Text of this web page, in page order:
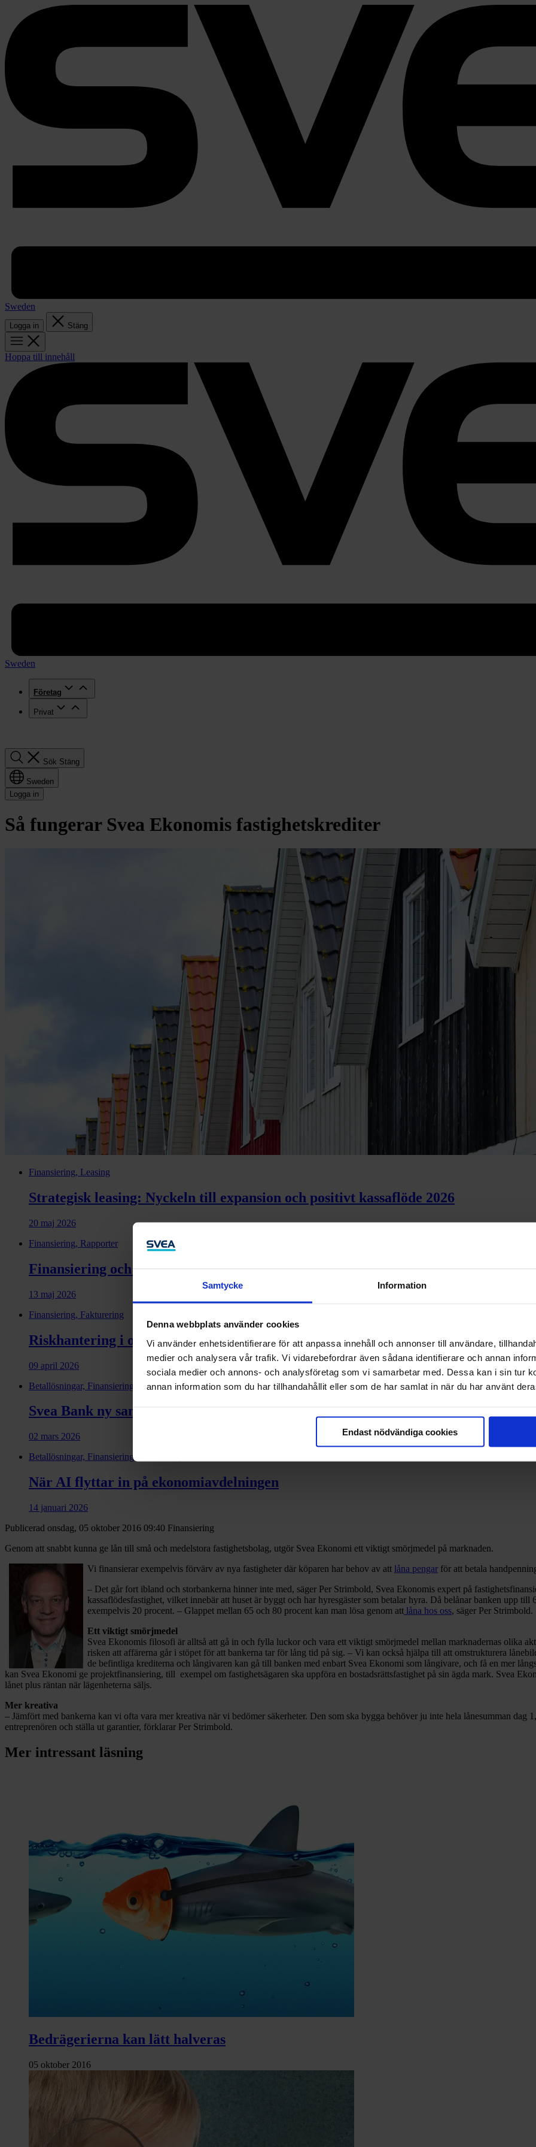
Samtycke Information
Denna webbplats använder cookies
Vi använder enhetsidentifierare för att anpassa innehåll och annonser till användare,
medier och analysera vår trafik. Vi vidarebefordrar även sådana identifierare och annan
sociala medier och annons- och analysföretag som vi samarbetar med. Dessa kan i sin tur
annan information som du har tillhandahållit eller som de har samlat in när du har använt
Endast nödvändiga cookies
Sweden
Logga in Stäng
Hoppa till innehåll
Sweden
Företag
Privat
Sök Stäng
Sweden
Logga in
Så fungerar Svea Ekonomis fastighetskrediter
Finansiering, Leasing
Strategisk leasing: Nyckeln till expansion och positivt kassaflöde 2026
20 maj 2026
Finansiering, Rapporter
Finansiering och kompetens avgör industrins tillväxt 2026
13 maj 2026
Finansiering, Fakturering
Riskhantering i osäkra tider
09 april 2026
Betallösningar, Finansiering
Svea Bank ny samarbets­partner till Di Gasell
02 mars 2026
Betallösningar, Finansiering, Fakturering
När AI flyttar in på ekonomiavdelningen
14 januari 2026
Publicerad onsdag, 05 oktober 2016 09:40 Finansiering
Genom att snabbt kunna ge lån till små och medelstora fastighetsbolag, utgör Svea Ekonomi ett viktigt smörjmedel på marknaden.
Vi finansierar exempelvis förvärv av nya fastigheter där köparen har behov av att låna pengar för att betala
– Det går fort ibland och storbankerna hinner inte med, säger Per Strimbold, Svea Ekonomis expert på
kassaflödesfastighet, vilket innebär att huset är byggt och har hyresgäster som betalar hyra. Då belånar banken upp
exempelvis 20 procent. – Glappet mellan 65 och 80 procent kan man lösa genom att låna hos oss, säger Per Strimbold.
Ett viktigt smörjmedel
Svea Ekonomis filosofi är alltså att gå in och fylla luckor och vara ett viktigt smörjmedel mellan marknadernas olika
risken att affärerna går i stöpet för att bankerna tar för lång tid på sig. – Vi kan också hjälpa till att omstrukturera
de befintliga krediterna och långivaren kan gå till banken med enbart Svea Ekonomi som långivare, och få en mer
kan Svea Ekonomi ge projektfinansiering, till exempel om fastighetsägaren ska uppföra en bostadsrättsfastighet på sin ägda mark. Svea
lånet plus räntan när lägenheterna säljs.
Mer kreativa
– Jämfört med bankerna kan vi ofta vara mer kreativa när vi bedömer säkerheter. Den som ska bygga behöver ju inte hela lånesumman dag
entreprenören och ställa ut garantier, förklarar Per Strimbold.
Mer intressant läsning
Bedrägerierna kan lätt halveras
05 oktober 2016